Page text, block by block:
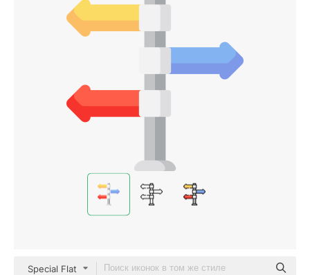
Special Flat